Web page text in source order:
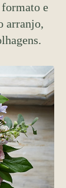
e
arranjo,